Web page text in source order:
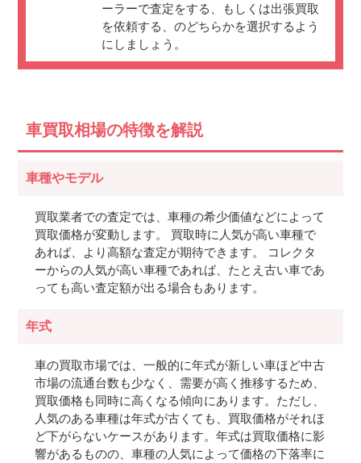
ーラーで査定をする、もしくは出張買取
を依頼する、のどちらかを選択するよう
にしましょう。
車買取相場の特徴を解説
車種やモデル
買取業者での査定では、車種の希少価値などによって
買取価格が変動します。 買取時に人気が高い車種で
あれば、より高額な査定が期待できます。 コレクタ
ーからの人気が高い車種であれば、たとえ古い車であ
っても高い査定額が出る場合もあります。
年式
車の買取市場では、一般的に年式が新しい車ほど中古
市場の流通台数も少なく、需要が高く推移するため、
買取価格も同時に高くなる傾向にあります。ただし、
人気のある車種は年式が古くても、買取価格がそれほ
ど下がらないケースがあります。年式は買取価格に影
響があるものの、車種の人気によって価格の下落率に